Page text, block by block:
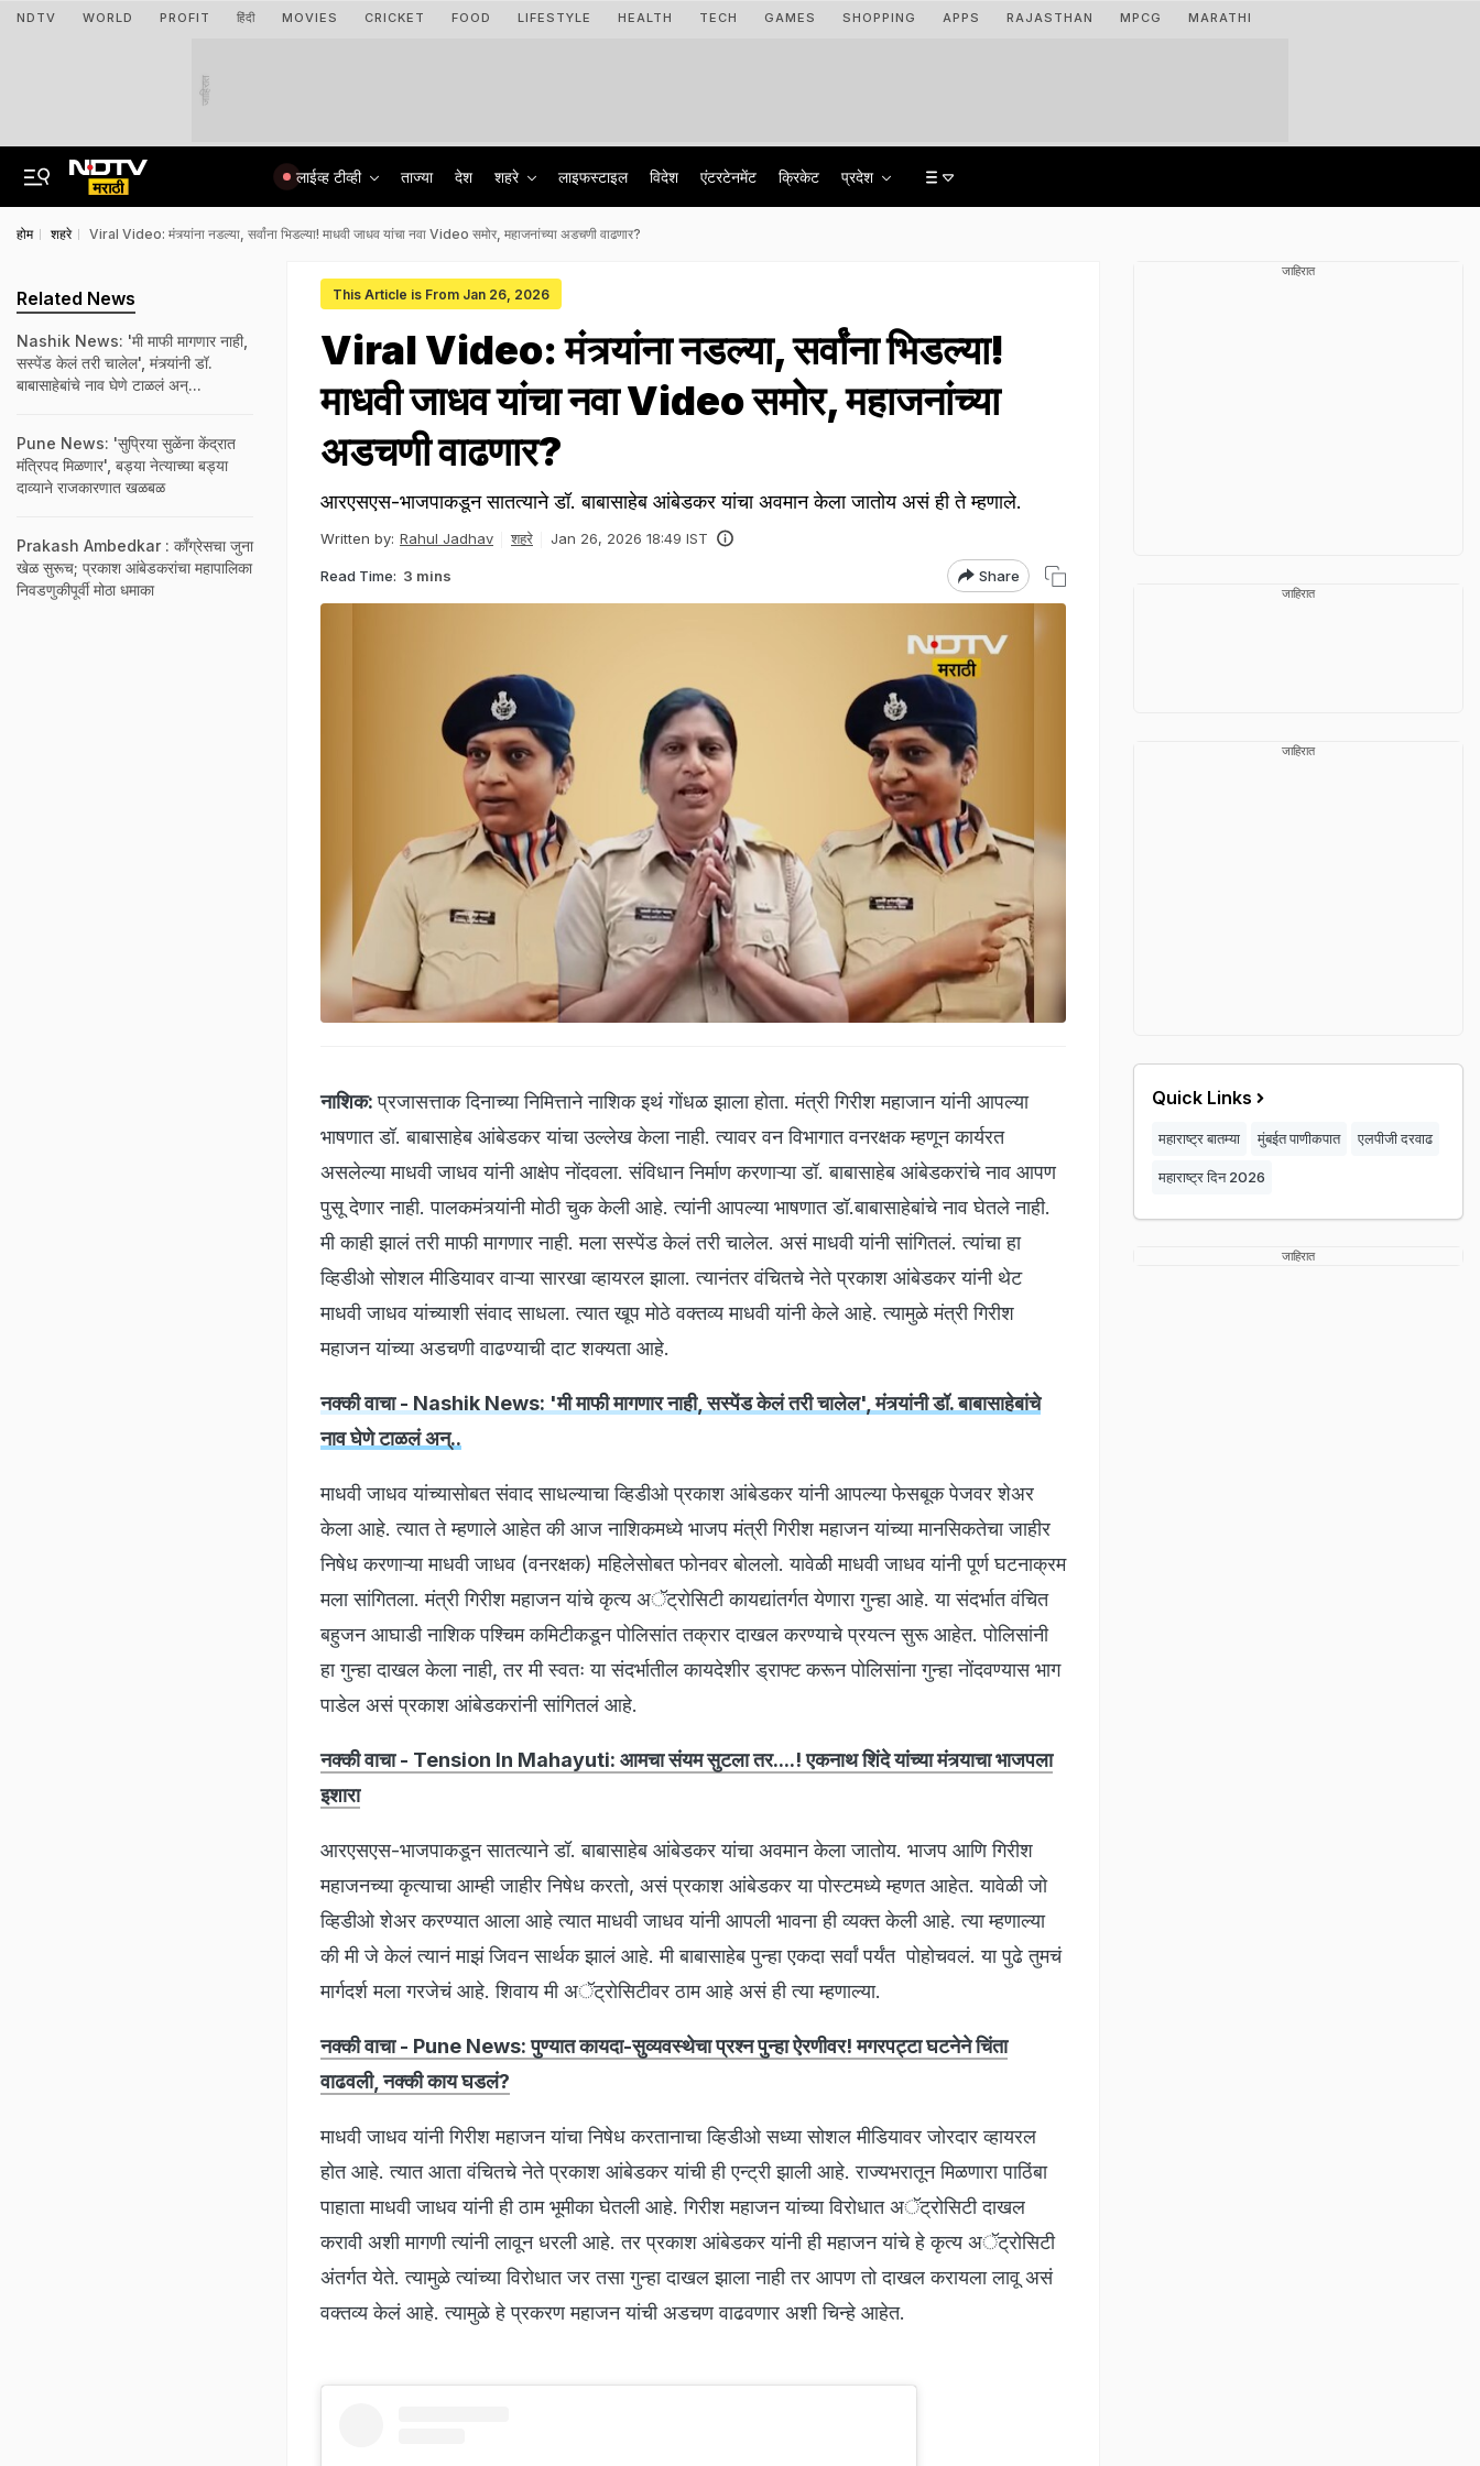
NDTV WORLD PROFIT हिंदी MOVIES CRICKET FOOD LIFESTYLE HEALTH TECH GAMES SHOPPING APPS RAJASTHAN MPCG MARATHI
जाहिरात
लाईव्ह टीव्ही ताज्या देश शहरे लाइफस्टाइल विदेश एंटरटेनमेंट क्रिकेट प्रदेश
होम शहरे Viral Video: मंत्र्यांना नडल्या, सर्वांना भिडल्या! माधवी जाधव यांचा नवा Video समोर, महाजनांच्या अडचणी वाढणार?
This Article is From Jan 26, 2026
Viral Video: मंत्र्यांना नडल्या, सर्वांना भिडल्या!
माधवी जाधव यांचा नवा Video समोर, महाजनांच्या
अडचणी वाढणार?
आरएसएस-भाजपाकडून सातत्याने डॉ. बाबासाहेब आंबेडकर यांचा अवमान केला जातोय असं ही ते म्हणाले.
Written by: Rahul Jadhav शहरे Jan 26, 2026 18:49 IST
Read Time: 3 mins Share
नाशिक: प्रजासत्ताक दिनाच्या निमित्ताने नाशिक इथं गोंधळ झाला होता. मंत्री गिरीश महाजान यांनी आपल्या
भाषणात डॉ. बाबासाहेब आंबेडकर यांचा उल्लेख केला नाही. त्यावर वन विभागात वनरक्षक म्हणून कार्यरत
असलेल्या माधवी जाधव यांनी आक्षेप नोंदवला. संविधान निर्माण करणाऱ्या डॉ. बाबासाहेब आंबेडकरांचे नाव आपण
पुसू देणार नाही. पालकमंत्र्यांनी मोठी चुक केली आहे. त्यांनी आपल्या भाषणात डॉ.बाबासाहेबांचे नाव घेतले नाही.
मी काही झालं तरी माफी मागणार नाही. मला सस्पेंड केलं तरी चालेल. असं माधवी यांनी सांगितलं. त्यांचा हा
व्हिडीओ सोशल मीडियावर वाऱ्या सारखा व्हायरल झाला. त्यानंतर वंचितचे नेते प्रकाश आंबेडकर यांनी थेट
माधवी जाधव यांच्याशी संवाद साधला. त्यात खूप मोठे वक्तव्य माधवी यांनी केले आहे. त्यामुळे मंत्री गिरीश
महाजन यांच्या अडचणी वाढण्याची दाट शक्यता आहे.
नक्की वाचा - Nashik News: 'मी माफी मागणार नाही, सस्पेंड केलं तरी चालेल', मंत्र्यांनी डॉ. बाबासाहेबांचे
नाव घेणे टाळलं अन्..
माधवी जाधव यांच्यासोबत संवाद साधल्याचा व्हिडीओ प्रकाश आंबेडकर यांनी आपल्या फेसबूक पेजवर शेअर
केला आहे. त्यात ते म्हणाले आहेत की आज नाशिकमध्ये भाजप मंत्री गिरीश महाजन यांच्या मानसिकतेचा जाहीर
निषेध करणाऱ्या माधवी जाधव (वनरक्षक) महिलेसोबत फोनवर बोललो. यावेळी माधवी जाधव यांनी पूर्ण घटनाक्रम
मला सांगितला. मंत्री गिरीश महाजन यांचे कृत्य अॅट्रोसिटी कायद्यांतर्गत येणारा गुन्हा आहे. या संदर्भात वंचित
बहुजन आघाडी नाशिक पश्चिम कमिटीकडून पोलिसांत तक्रार दाखल करण्याचे प्रयत्न सुरू आहेत. पोलिसांनी
हा गुन्हा दाखल केला नाही, तर मी स्वतः या संदर्भातील कायदेशीर ड्राफ्ट करून पोलिसांना गुन्हा नोंदवण्यास भाग
पाडेल असं प्रकाश आंबेडकरांनी सांगितलं आहे.
नक्की वाचा - Tension In Mahayuti: आमचा संयम सुटला तर....! एकनाथ शिंदे यांच्या मंत्र्याचा भाजपला
इशारा
आरएसएस-भाजपाकडून सातत्याने डॉ. बाबासाहेब आंबेडकर यांचा अवमान केला जातोय. भाजप आणि गिरीश
महाजनच्या कृत्याचा आम्ही जाहीर निषेध करतो, असं प्रकाश आंबेडकर या पोस्टमध्ये म्हणत आहेत. यावेळी जो
व्हिडीओ शेअर करण्यात आला आहे त्यात माधवी जाधव यांनी आपली भावना ही व्यक्त केली आहे. त्या म्हणाल्या
की मी जे केलं त्यानं माझं जिवन सार्थक झालं आहे. मी बाबासाहेब पुन्हा एकदा सर्वां पर्यंत पोहोचवलं. या पुढे तुमचं
मार्गदर्श मला गरजेचं आहे. शिवाय मी अॅट्रोसिटीवर ठाम आहे असं ही त्या म्हणाल्या.
नक्की वाचा - Pune News: पुण्यात कायदा-सुव्यवस्थेचा प्रश्न पुन्हा ऐरणीवर! मगरपट्टा घटनेने चिंता
वाढवली, नक्की काय घडलं?
माधवी जाधव यांनी गिरीश महाजन यांचा निषेध करतानाचा व्हिडीओ सध्या सोशल मीडियावर जोरदार व्हायरल
होत आहे. त्यात आता वंचितचे नेते प्रकाश आंबेडकर यांची ही एन्ट्री झाली आहे. राज्यभरातून मिळणारा पाठिंबा
पाहाता माधवी जाधव यांनी ही ठाम भूमीका घेतली आहे. गिरीश महाजन यांच्या विरोधात अॅट्रोसिटी दाखल
करावी अशी मागणी त्यांनी लावून धरली आहे. तर प्रकाश आंबेडकर यांनी ही महाजन यांचे हे कृत्य अॅट्रोसिटी
अंतर्गत येते. त्यामुळे त्यांच्या विरोधात जर तसा गुन्हा दाखल झाला नाही तर आपण तो दाखल करायला लावू असं
वक्तव्य केलं आहे. त्यामुळे हे प्रकरण महाजन यांची अडचण वाढवणार अशी चिन्हे आहेत.
Related News
Nashik News: 'मी माफी मागणार नाही,
सस्पेंड केलं तरी चालेल', मंत्र्यांनी डॉ.
बाबासाहेबांचे नाव घेणे टाळलं अन्...
Pune News: 'सुप्रिया सुळेंना केंद्रात
मंत्रिपद मिळणार', बड्या नेत्याच्या बड्या
दाव्याने राजकारणात खळबळ
Prakash Ambedkar : काँग्रेसचा जुना
खेळ सुरूच; प्रकाश आंबेडकरांचा महापालिका
निवडणुकीपूर्वी मोठा धमाका
जाहिरात
जाहिरात
जाहिरात
Quick Links
महाराष्ट्र बातम्या मुंबईत पाणीकपात एलपीजी दरवाढ
महाराष्ट्र दिन 2026
जाहिरात